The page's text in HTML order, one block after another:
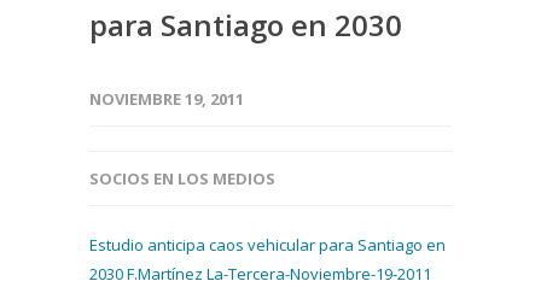
para Santiago en 2030
NOVIEMBRE 19, 2011
SOCIOS EN LOS MEDIOS
Estudio anticipa caos vehicular para Santiago en
2030 F.Martínez La-Tercera-Noviembre-19-2011